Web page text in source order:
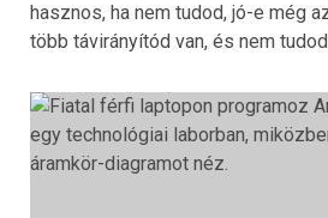
hasznos, ha nem tudod, jó-e még
több távirányítód van, és nem